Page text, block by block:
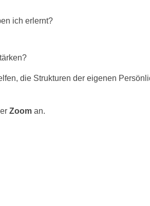
ich erlernt?
die Strukturen der eigenen
Zoom an.